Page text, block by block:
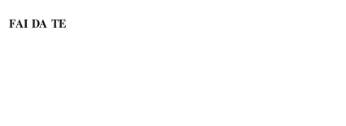
FAI DA TE